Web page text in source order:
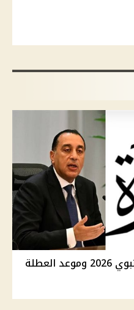
موقف ترحيل إجازة المولد النبوي 2026 وموعد العطلة